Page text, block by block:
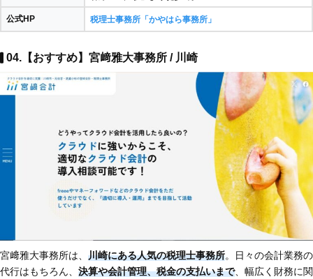
公式HP 税理士事務所「かやはら事務所」
04.【おすすめ】宮﨑雅大事務所 / 川崎
宮﨑雅大事務所は、 川崎にある人気の税理士事務所。日々の会計業務の
代行はもちろん、 決算や会計管理、税金の支払いまで、幅広く財務に関